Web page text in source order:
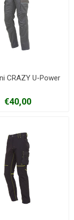
CRAZY U-Power
€40,00